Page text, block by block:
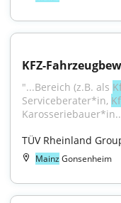
KFZ-
"...Bereich (z.B. als
Serviceberater*in,
TÜV Rheinland
Mainz Gonsenheim